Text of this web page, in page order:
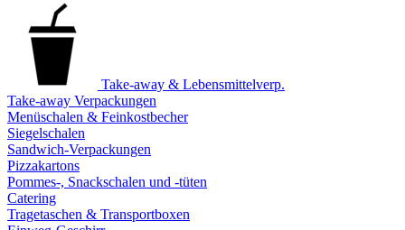
Take-away & Lebensmittelverp.
Take-away Verpackungen
Menüschalen & Feinkostbecher
Siegelschalen
Sandwich-Verpackungen
Pizzakartons
Pommes-, Snackschalen und -tüten
Catering
Tragetaschen & Transportboxen